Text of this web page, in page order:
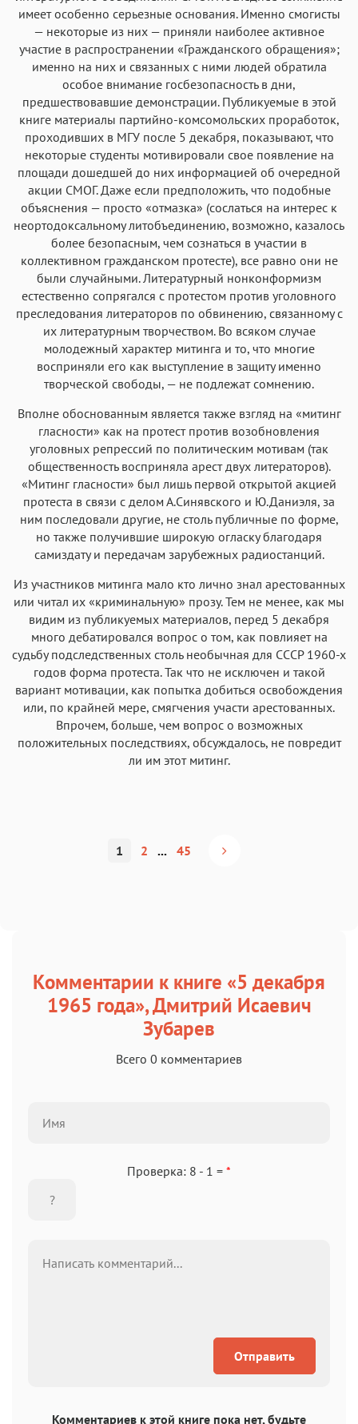
имеет особенно серьезные основания. Именно смогисты
— некоторые из них — приняли наиболее активное
участие в распространении «Гражданского обращения»;
именно на них и связанных с ними людей обратила
особое внимание госбезопасность в дни,
предшествовавшие демонстрации. Публикуемые в этой
книге материалы партийно-комсомольских проработок,
проходивших в МГУ после 5 декабря, показывают, что
некоторые студенты мотивировали свое появление на
площади дошедшей до них информацией об очередной
акции СМОГ. Даже если предположить, что подобные
объяснения — просто «отмазка» (сослаться на интерес к
неортодоксальному литобъединению, возможно, казалось
более безопасным, чем сознаться в участии в
коллективном гражданском протесте), все равно они не
были случайными. Литературный нонконформизм
естественно сопрягался с протестом против уголовного
преследования литераторов по обвинению, связанному с
их литературным творчеством. Во всяком случае
молодежный характер митинга и то, что многие
восприняли его как выступление в защиту именно
творческой свободы, — не подлежат сомнению.
Вполне обоснованным является также взгляд на «митинг
гласности» как на протест против возобновления
уголовных репрессий по политическим мотивам (так
общественность восприняла арест двух литераторов).
«Митинг гласности» был лишь первой открытой акцией
протеста в связи с делом А.Синявского и Ю.Даниэля, за
ним последовали другие, не столь публичные по форме,
но также получившие широкую огласку благодаря
самиздату и передачам зарубежных радиостанций.
Из участников митинга мало кто лично знал арестованных
или читал их «криминальную» прозу. Тем не менее, как мы
видим из публикуемых материалов, перед 5 декабря
много дебатировался вопрос о том, как повлияет на
судьбу подследственных столь необычная для СССР 1960-х
годов форма протеста. Так что не исключен и такой
вариант мотивации, как попытка добиться освобождения
или, по крайней мере, смягчения участи арестованных.
Впрочем, больше, чем вопрос о возможных
положительных последствиях, обсуждалось, не повредит
ли им этот митинг.
1 2 ... 45
Комментарии к книге «5 декабря
1965 года», Дмитрий Исаевич
Зубарев
Всего 0 комментариев
Проверка: 8 - 1 = *
Отправить
Комментариев к этой книге пока нет, будьте